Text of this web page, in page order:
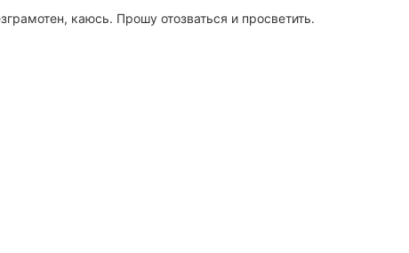
каюсь. Прошу отозваться и просветить.